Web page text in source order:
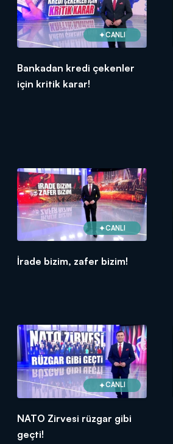
CANLI
Bankadan kredi çekenler
için kritik karar!
CANLI
İrade bizim, zafer bizim!
CANLI
NATO Zirvesi rüzgar gibi
geçti!